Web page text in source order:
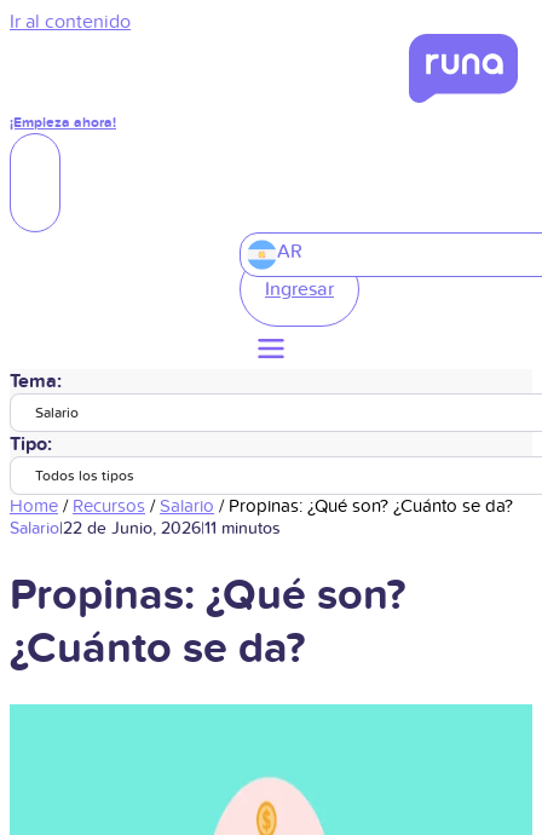
Ir al contenido
¡Empieza ahora!
AR
Ingresar
Tema:
Salario
Tipo:
Todos los tipos
Home / Recursos /Salario / Propinas: ¿Qué son? ¿Cuánto se da?
Salario|22 de Junio, 2026|11 minutos
Propinas: ¿Qué son?
¿Cuánto se da?